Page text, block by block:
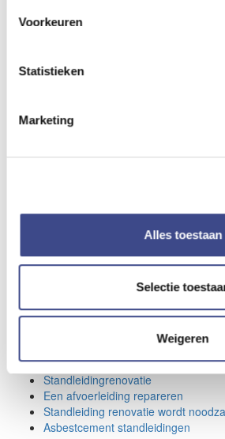
Voorkeuren
Statistieken
Marketing
Alles toestaan
Selectie
Weigeren
Opdrachtgevers
Blog
Social media
Algemene voorwaarden
Gerelateerde pagina's »
Relinen
Standleidingrenovatie
Een afvoerleiding repareren
Standleiding renovatie wordt
Asbestcement standleidingen